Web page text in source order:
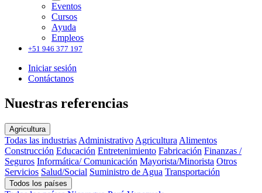
Eventos
Cursos
Ayuda
Empleos
+51 946 377 197
Iniciar sesión
Contáctanos
Nuestras referencias
Agricultura
Todas las industrias Administrativo Agricultura Alimentos
Construcción Educación Entretenimiento Fabricación Finanzas /
Seguros Informática/ Comunicación Mayorista/Minorista Otros
Servicios Salud/Social Suministro de Agua Transportación
Todos los países